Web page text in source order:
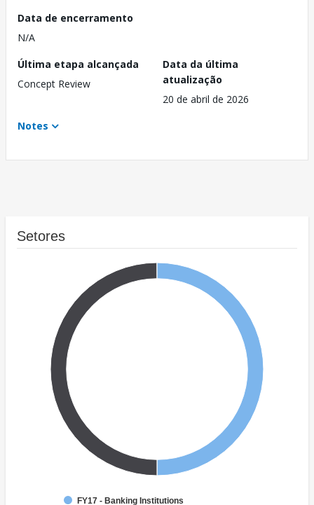
Data de encerramento
N/A
Última etapa alcançada
Concept Review
Data da última
atualização
20 de abril de 2026
Notes
Setores
FY17 - Banking Institutions